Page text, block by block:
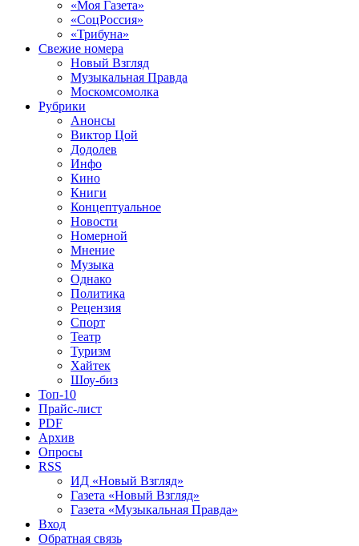
«Моя Газета»
«СоцРоссия»
«Трибуна»
Свежие номера
Новый Взгляд
Музыкальная Правда
Москомсомолка
Рубрики
Анонсы
Виктор Цой
Додолев
Инфо
Кино
Книги
Концептуальное
Новости
Номерной
Мнение
Музыка
Однако
Политика
Рецензия
Спорт
Театр
Туризм
Хайтек
Шоу-биз
Топ-10
Прайс-лист
PDF
Архив
Опросы
RSS
ИД «Новый Взгляд»
Газета «Новый Взгляд»
Газета «Музыкальная Правда»
Вход
Обратная связь